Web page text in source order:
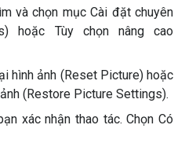
và chọn mục Cài đặt chuyên
hoặc Tùy chọn nâng cao
hình ảnh (Reset Picture) hoặc
(Restore Picture Settings).
xác nhận thao tác. Chọn Có